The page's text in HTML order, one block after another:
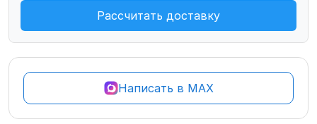
Рассчитать доставку
Написать в MAX